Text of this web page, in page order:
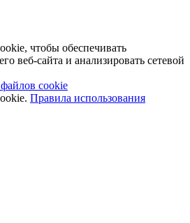
чтобы обеспечивать
веб-сайта и анализировать сетевой
cookie
Правила использования